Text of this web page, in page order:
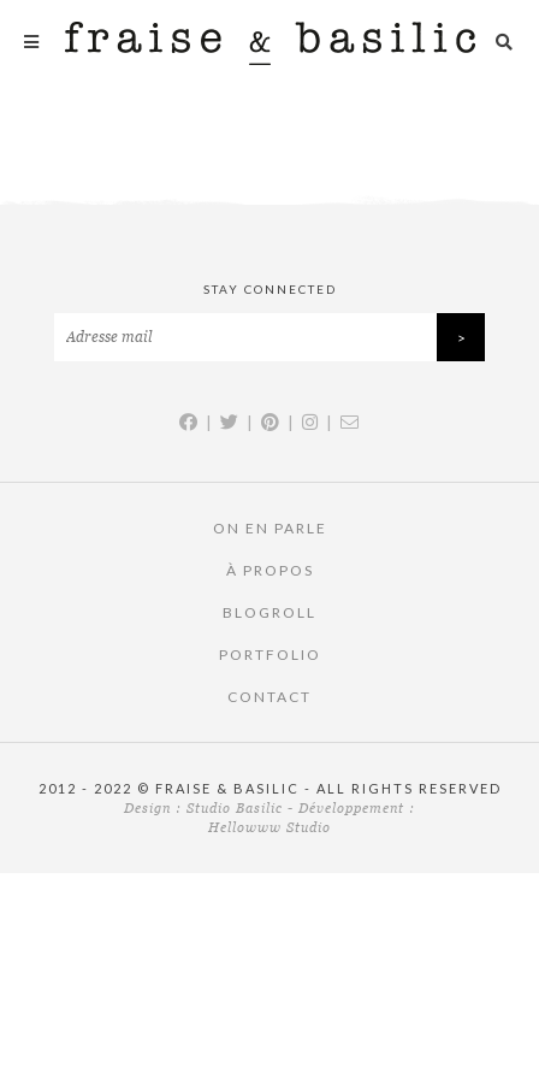
STAY CONNECTED
| | | |
ON EN PARLE
À PROPOS
BLOGROLL
PORTFOLIO
CONTACT
2012 - 2022 © FRAISE & BASILIC - ALL RIGHTS RESERVED
Design : Studio Basilic - Développement :
Hellowww Studio